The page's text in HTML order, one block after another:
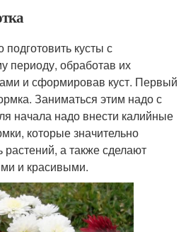
кусты с
периоду, обработав их
и сформировав куст. Первый
Заниматься этим надо с
начала надо внести калийные
которые значительно
растений, а также сделают
и красивыми.